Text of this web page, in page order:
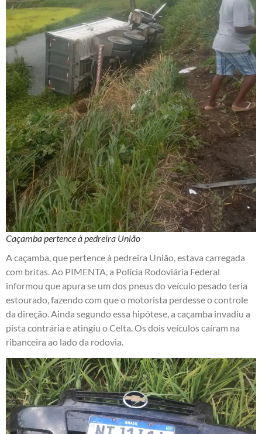
Caçamba pertence à pedreira União
A caçamba, que pertence à pedreira União, estava carregada
com britas. Ao PIMENTA, a Polícia Rodoviária Federal
informou que apura se um dos pneus do veículo pesado teria
estourado, fazendo com que o motorista perdesse o controle
da direção. Ainda segundo essa hipótese, a caçamba invadiu a
pista contrária e atingiu o Celta. Os dois veículos caíram na
ribanceira ao lado da rodovia.